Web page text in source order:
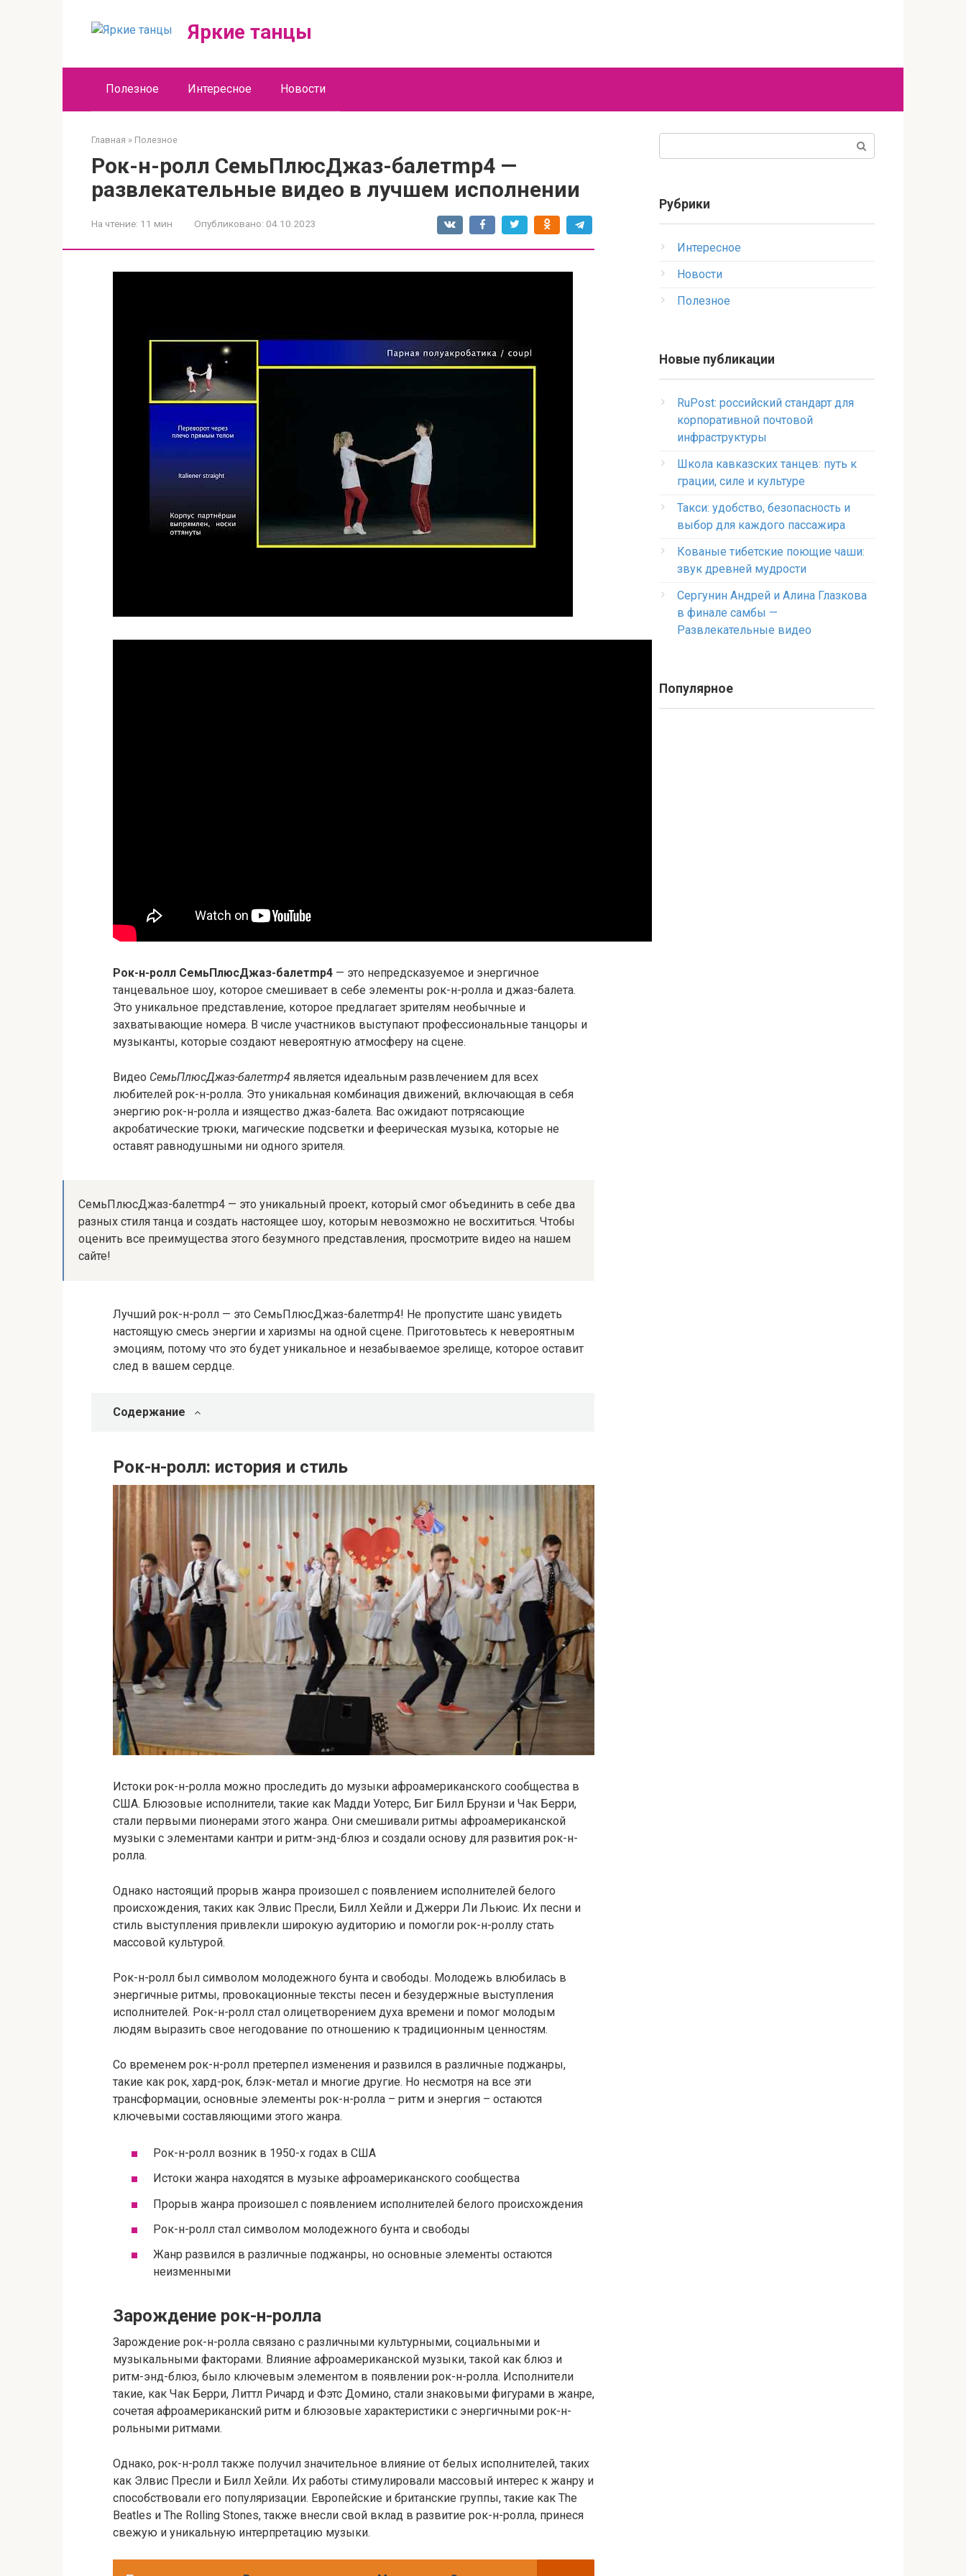
Яркие танцы
Полезное Интересное Новости
Главная » Полезное
Рок-н-ролл СемьПлюсДжаз-балетmp4 —
развлекательные видео в лучшем исполнении
На чтение: 11 мин Опубликовано: 04.10.2023
Рок-н-ролл СемьПлюсДжаз-балетmp4 — это непредсказуемое и энергичное
танцевальное шоу, которое смешивает в себе элементы рок-н-ролла и джаз-балета.
Это уникальное представление, которое предлагает зрителям необычные и
захватывающие номера. В числе участников выступают профессиональные танцоры и
музыканты, которые создают невероятную атмосферу на сцене.
Видео СемьПлюсДжаз-балетmp4 является идеальным развлечением для всех
любителей рок-н-ролла. Это уникальная комбинация движений, включающая в себя
энергию рок-н-ролла и изящество джаз-балета. Вас ожидают потрясающие
акробатические трюки, магические подсветки и феерическая музыка, которые не
оставят равнодушными ни одного зрителя.
СемьПлюсДжаз-балетmp4 — это уникальный проект, который смог объединить в себе два
разных стиля танца и создать настоящее шоу, которым невозможно не восхититься. Чтобы
оценить все преимущества этого безумного представления, просмотрите видео на нашем
сайте!
Лучший рок-н-ролл — это СемьПлюсДжаз-балетmp4! Не пропустите шанс увидеть
настоящую смесь энергии и харизмы на одной сцене. Приготовьтесь к невероятным
эмоциям, потому что это будет уникальное и незабываемое зрелище, которое оставит
след в вашем сердце.
Содержание
Рок-н-ролл: история и стиль
Истоки рок-н-ролла можно проследить до музыки афроамериканского сообщества в
США. Блюзовые исполнители, такие как Мадди Уотерс, Биг Билл Брунзи и Чак Берри,
стали первыми пионерами этого жанра. Они смешивали ритмы афроамериканской
музыки с элементами кантри и ритм-энд-блюз и создали основу для развития рок-н-
ролла.
Однако настоящий прорыв жанра произошел с появлением исполнителей белого
происхождения, таких как Элвис Пресли, Билл Хейли и Джерри Ли Льюис. Их песни и
стиль выступления привлекли широкую аудиторию и помогли рок-н-роллу стать
массовой культурой.
Рок-н-ролл был символом молодежного бунта и свободы. Молодежь влюбилась в
энергичные ритмы, провокационные тексты песен и безудержные выступления
исполнителей. Рок-н-ролл стал олицетворением духа времени и помог молодым
людям выразить свое негодование по отношению к традиционным ценностям.
Со временем рок-н-ролл претерпел изменения и развился в различные поджанры,
такие как рок, хард-рок, блэк-метал и многие другие. Но несмотря на все эти
трансформации, основные элементы рок-н-ролла – ритм и энергия – остаются
ключевыми составляющими этого жанра.
Рок-н-ролл возник в 1950-х годах в США
Истоки жанра находятся в музыке афроамериканского сообщества
Прорыв жанра произошел с появлением исполнителей белого происхождения
Рок-н-ролл стал символом молодежного бунта и свободы
Жанр развился в различные поджанры, но основные элементы остаются
неизменными
Зарождение рок-н-ролла
Зарождение рок-н-ролла связано с различными культурными, социальными и
музыкальными факторами. Влияние афроамериканской музыки, такой как блюз и
ритм-энд-блюз, было ключевым элементом в появлении рок-н-ролла. Исполнители
такие, как Чак Берри, Литтл Ричард и Фэтс Домино, стали знаковыми фигурами в жанре,
сочетая афроамериканский ритм и блюзовые характеристики с энергичными рок-н-
рольными ритмами.
Однако, рок-н-ролл также получил значительное влияние от белых исполнителей, таких
как Элвис Пресли и Билл Хейли. Их работы стимулировали массовый интерес к жанру и
способствовали его популяризации. Европейские и британские группы, такие как The
Beatles и The Rolling Stones, также внесли свой вклад в развитие рок-н-ролла, принеся
свежую и уникальную интерпретацию музыки.
Рубрики
Интересное
Новости
Полезное
Новые публикации
RuPost: российский стандарт для
корпоративной почтовой
инфраструктуры
Школа кавказских танцев: путь к
грации, силе и культуре
Такси: удобство, безопасность и
выбор для каждого пассажира
Кованые тибетские поющие чаши:
звук древней мудрости
Сергунин Андрей и Алина Глазкова
в финале самбы —
Развлекательные видео
Популярное